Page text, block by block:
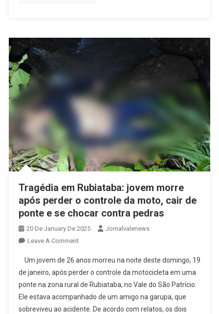
Tragédia em Rubiataba: jovem morre
após perder o controle da moto, cair de
ponte e se chocar contra pedras
20 De January De 2025
Jornalvalenews
Leave A CommentOn
Em
Rubiataba:
Jovem
Morre
Após
Um jovem de 26 anos morreu na noite deste domingo, 19
de janeiro, após perder o controle da motocicleta em uma
ponte na zona rural de Rubiataba, no Vale do São Patrício.
Ele estava acompanhado de um amigo na garupa, que
sobreviveu ao acidente. De acordo com relatos, os dois